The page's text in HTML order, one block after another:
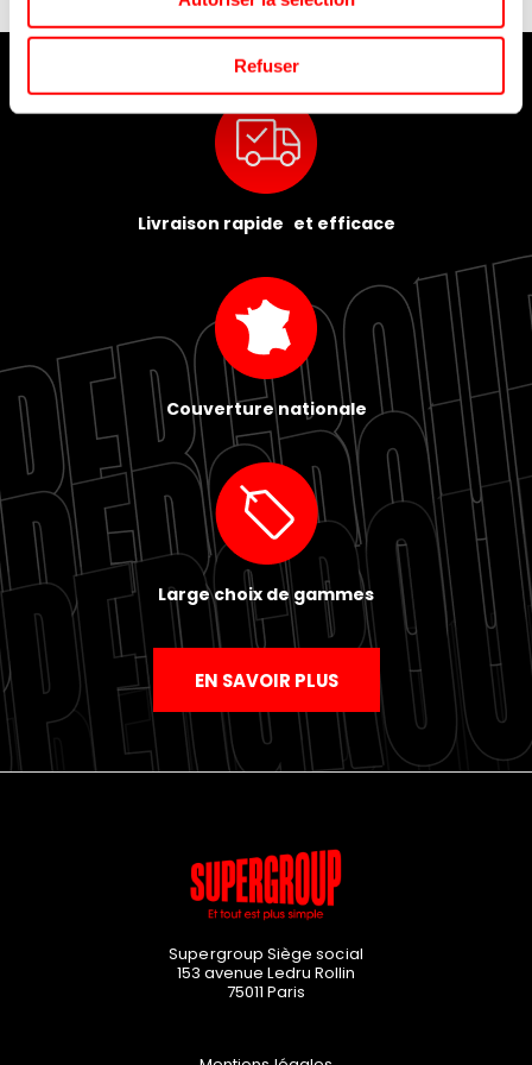
Refuser
Livraison rapide et efficace
Couverture nationale
Large choix de gammes
EN SAVOIR PLUS
Supergroup Siège social
153 avenue Ledru Rollin
75011 Paris